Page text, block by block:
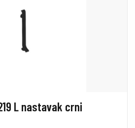
L nastavak crni